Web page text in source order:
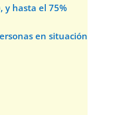
y hasta el 75%
en situación